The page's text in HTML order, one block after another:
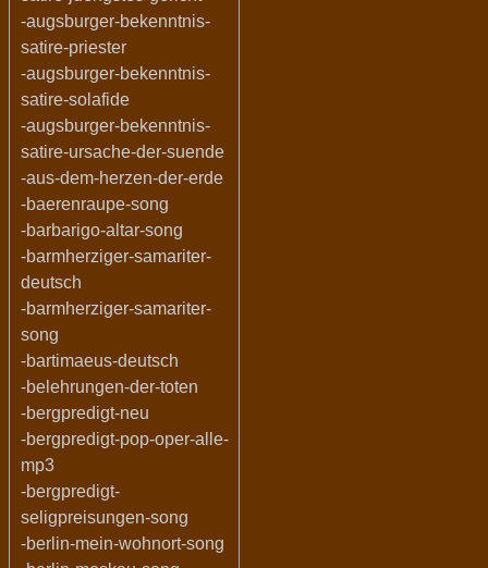
-augsburger-bekenntnis-
satire-priester
-augsburger-bekenntnis-
satire-solafide
-augsburger-bekenntnis-
satire-ursache-der-suende
-aus-dem-herzen-der-erde
-baerenraupe-song
-barbarigo-altar-song
-barmherziger-samariter-
deutsch
-barmherziger-samariter-
song
-bartimaeus-deutsch
-belehrungen-der-toten
-bergpredigt-neu
-bergpredigt-pop-oper-alle-
mp3
-bergpredigt-
seligpreisungen-song
-berlin-mein-wohnort-song